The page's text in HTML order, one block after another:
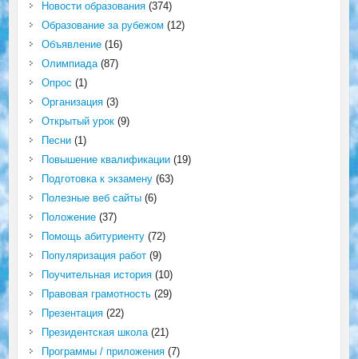
Новости образования(374)
Образование за рубежом (12)
Объявление(16)
Олимпиада(87)
Опрос (1)
Организация(3)
Открытый урок(9)
Песни(1)
Повышение квалификации(19)
Подготовка к экзамену(63)
Полезные веб сайты(6)
Положение(37)
Помощь абитуриенту(72)
Популяризация работ(9)
Поучительная история(10)
Правовая грамотность(29)
Презентация(22)
Президентская школа(21)
Программы / приложения(7)